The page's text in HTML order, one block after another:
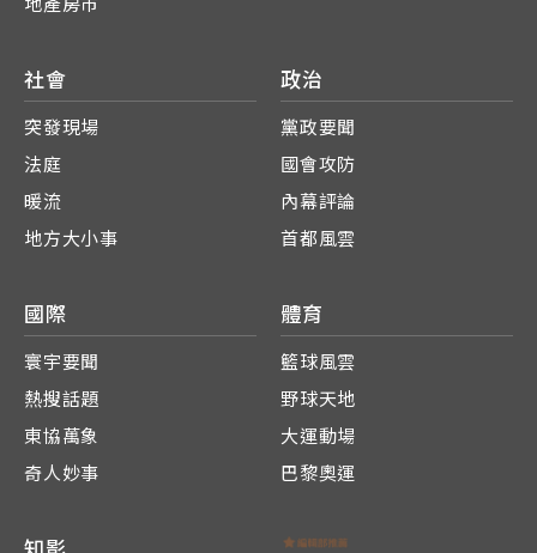
地產房市
社會
突發現場
法庭
暖流
地方大小事
政治
黨政要聞
國會攻防
內幕評論
首都風雲
國際
寰宇要聞
熱搜話題
東協萬象
奇人妙事
體育
籃球風雲
野球天地
大運動場
巴黎奧運